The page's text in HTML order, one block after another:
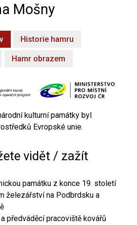
Mošny
Historie hamru
Hamr obrazem
kulturní památky byl
Evropské unie.
vidět / zažít
památku z konce 19. století
železářství na Podbrdsku a
předváděcí pracoviště kovářů